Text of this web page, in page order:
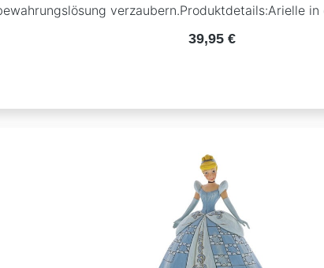
verzaubern.Produktdetails:Arielle
Sie die perfekte Mischung aus Dekoration und
Regulärer Preis:
39,95 €